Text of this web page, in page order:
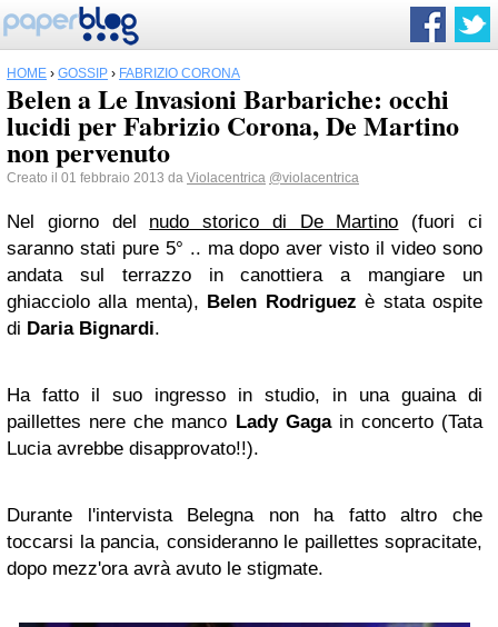
HOME › GOSSIP › FABRIZIO CORONA
Belen a Le Invasioni Barbariche: occhi
lucidi per Fabrizio Corona, De Martino
non pervenuto
Creato il 01 febbraio 2013 da Violacentrica @violacentrica
Nel giorno del nudo storico di De Martino (fuori ci
saranno stati pure 5° .. ma dopo aver visto il video sono
andata sul terrazzo in canottiera a mangiare un
ghiacciolo alla menta), Belen Rodriguez è stata ospite
di Daria Bignardi.
Ha fatto il suo ingresso in studio, in una guaina di
paillettes nere che manco Lady Gagain concerto (Tata
Lucia avrebbe disapprovato!!).
Durante l'intervista Belegna non ha fatto altro che
toccarsi la pancia, consideranno le paillettes sopracitate,
dopo mezz'ora avrà avuto le stigmate.